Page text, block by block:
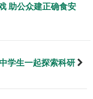
助公众建正确食安
学生一起探索科研